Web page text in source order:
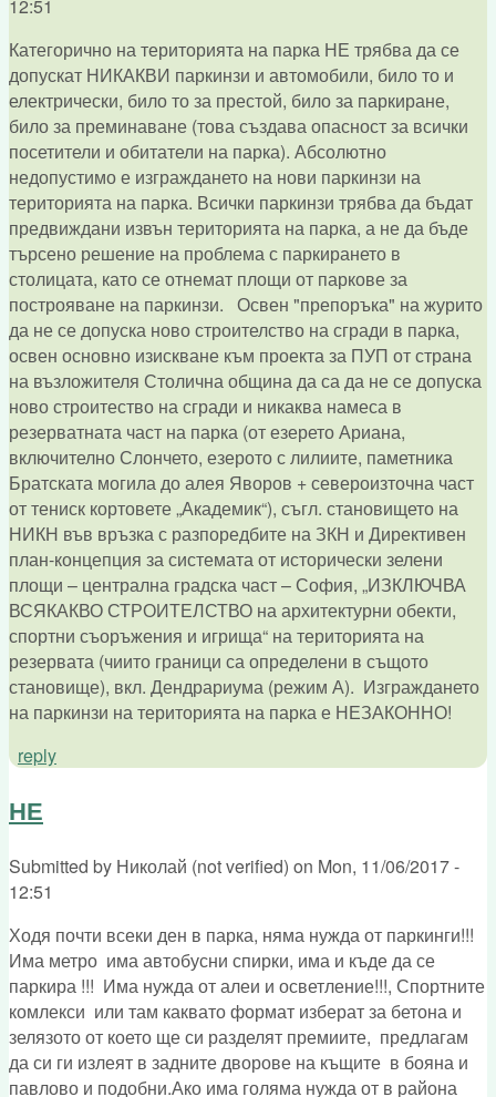
12:51
Категорично на територията на парка НЕ трябва да се
допускат НИКАКВИ паркинзи и автомобили, било то и
електрически, било то за престой, било за паркиране,
било за преминаване (това създава опасност за всички
посетители и обитатели на парка). Абсолютно
недопустимо е изграждането на нови паркинзи на
територията на парка. Всички паркинзи трябва да бъдат
предвиждани извън територията на парка, а не да бъде
търсено решение на проблема с паркирането в
столицата, като се отнемат площи от паркове за
построяване на паркинзи. Освен "препоръка" на журито
да не се допуска ново строителство на сгради в парка,
освен основно изискване към проекта за ПУП от страна
на възложителя Столична община да са да не се допуска
ново строитество на сгради и никаква намеса в
резерватната част на парка (от езерето Ариана,
включително Слончето, езерото с лилиите, паметника
Братската могила до алея Яворов + североизточна част
от тениск кортовете „Академик“), съгл. становището на
НИКН във връзка с разпоредбите на ЗКН и Директивен
план-концепция за системата от исторически зелени
площи – централна градска част – София, „ИЗКЛЮЧВА
ВСЯКАКВО СТРОИТЕЛСТВО на архитектурни обекти,
спортни съоръжения и игрища“ на територията на
резервата (чиито граници са определени в същото
становище), вкл. Дендрариума (режим А). Изграждането
на паркинзи на територията на парка е НЕЗАКОННО!
reply
НЕ
Submitted by Николай (not verified) on Mon, 11/06/2017 -
12:51
Ходя почти всеки ден в парка, няма нужда от паркинги!!!
Има метро има автобусни спирки, има и къде да се
паркира !!! Има нужда от алеи и осветление!!!, Спортните
комлекси или там каквато формат изберат за бетона и
зелязото от което ще си разделят премиите, предлагам
да си ги излеят в задните дворове на къщите в бояна и
павлово и подобни.Ако има голяма нужда от в района